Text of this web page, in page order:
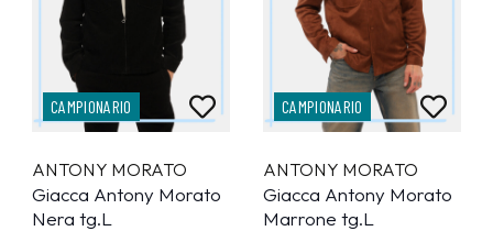
CAMPIONARIO
ANTONY MORATO
Giacca Antony Morato
Nera tg.L
CAMPIONARIO
ANTONY MORATO
Giacca Antony Morato
Marrone tg.L